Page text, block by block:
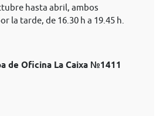
hasta abril, ambos
la tarde, de 16.30 h a 19.45 h.
de Oficina La Caixa №1411